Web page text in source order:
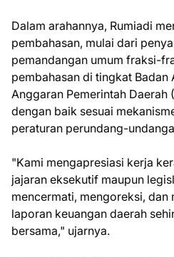
Dalam arahannya, Rumiadi
pembahasan, mulai dari
pemandangan umum fraksi-
pembahasan di tingkat Badan
Anggaran Pemerintah Daerah
dengan baik sesuai
peraturan perundang-
"Kami mengapresiasi kerja
jajaran eksekutif maupun
mencermati, mengoreksi, dan
laporan keuangan daerah
bersama," ujarnya.